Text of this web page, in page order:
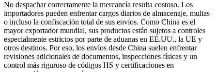
No despachar correctamente la mercancía resulta costoso. Los
importadores pueden enfrentar cargos diarios de almacenaje, multas
o incluso la confiscación total de sus envíos. Como China es el
mayor exportador mundial, sus productos están sujetos a controles
especialmente estrictos por parte de aduanas en EE.UU., la UE y
otros destinos. Por eso, los envíos desde China suelen enfrentar
revisiones adicionales de documentos, inspecciones físicas y un
control más riguroso de códigos HS y certificaciones en